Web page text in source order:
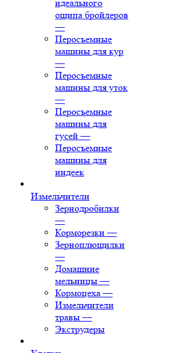
идеального
ощипа бройлеров
—
Перосъемные
машины для кур
—
Перосъемные
машины для уток
—
Перосъемные
машины для
гусей —
Перосъемные
машины для
индеек
Измельчители
Зернодробилки
—
Корморезки —
Зерноплющилки
—
Домашние
мельницы —
Кормоцеха —
Измельчители
травы —
Экструдеры